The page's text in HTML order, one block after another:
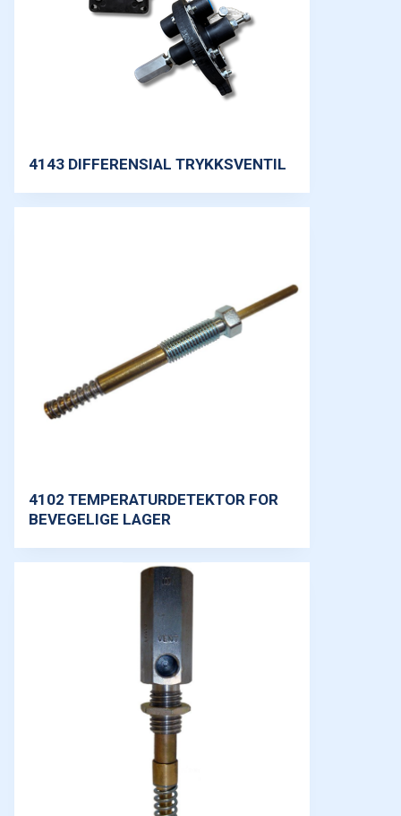
4143 DIFFERENSIAL TRYKKSVENTIL
4102 TEMPERATURDETEKTOR FOR
BEVEGELIGE LAGER